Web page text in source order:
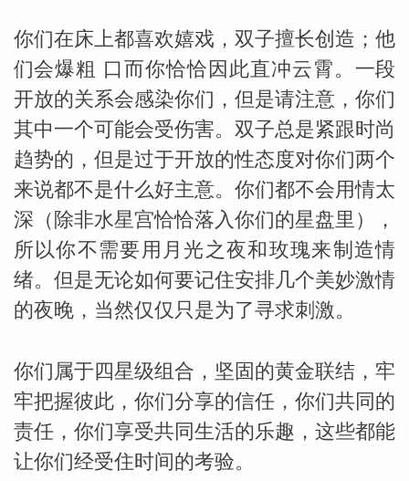
_susan
勒
你们在床上都喜欢嬉戏，双子擅长创造；他
们会爆粗 口而你恰恰因此直冲云霄。一段
开放的关系会感染你们，但是请注意，你们
其中一个可能会受伤害。双子总是紧跟时尚
趋势的，但是过于开放的性态度对你们两个
来说都不是什么好主意。你们都不会用情太
深（除非水星宫恰恰落入你们的星盘里），
所以你不需要用月光之夜和玫瑰来制造情
绪。但是无论如何要记住安排几个美妙激情
的夜晚，当然仅仅只是为了寻求刺激。
你们属于四星级组合，坚固的黄金联结，牢
牢把握彼此，你们分享的信任，你们共同的
责任，你们享受共同生活的乐趣，这些都能
让你们经受住时间的考验。